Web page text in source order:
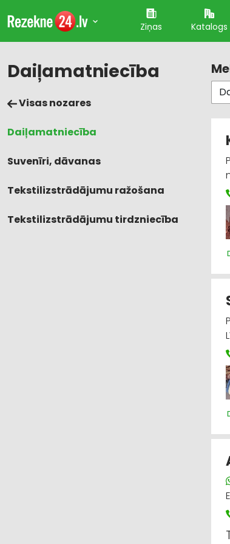
Ziņas Katalogs
Daiļamatniecība
Visas nozares
Daiļamatniecība
Suvenīri, dāvanas
Tekstilizstrādājumu ražošana
Tekstilizstrādājumu tirdzniecība